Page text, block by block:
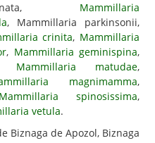
Mammillaria
, Mammillaria parkinsonii,
crinita, Mammillaria
, Mammillaria geminispina,
Mammillaria matudae,
magnimamma,
Mammillaria spinosissima,
vetula.
Biznaga de Apozol, Biznaga